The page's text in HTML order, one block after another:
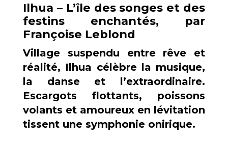
Ilhua – L’île des songes et des
festins enchantés, par
Françoise Leblond
Village suspendu entre rêve et
réalité, Ilhua célèbre la musique,
la danse et l’extraordinaire.
Escargots flottants, poissons
volants et amoureux en lévitation
tissent une symphonie onirique.